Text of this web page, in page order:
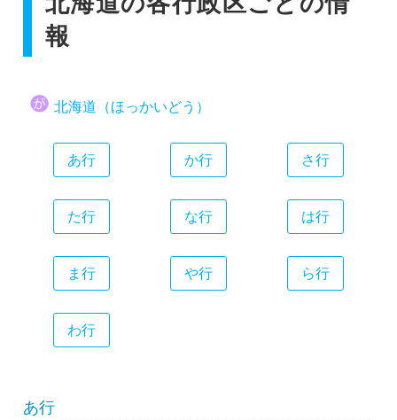
熊本県
鹿児島県
沖縄県
報
北海道（ほっかいどう）
あ行 か行 さ行
た行 な行 は行
ま行 や行 ら行
わ行
あ行